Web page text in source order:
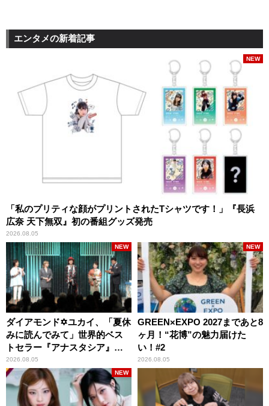
エンタメの新着記事
「私のプリティな顔がプリントされたTシャツです！」『長浜
広奈 天下無双』初の番組グッズ発売
2026.08.05
NEW
ダイアモンド✡ユカイ、「夏休
みに読んでみて」世界的ベス
トセラー『アナスタシア』を
紹介
2026.08.05
NEW
GREEN×EXPO 2027まであと8
ヶ月！“花博”の魅力届けた
い！#2
2026.08.05
NEW
NEW